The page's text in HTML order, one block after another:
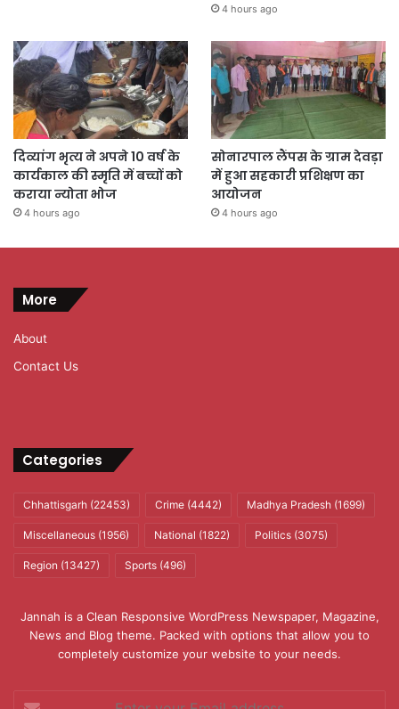
4 hours ago
दिव्यांग भृत्य ने अपने 10 वर्ष के
कार्यकाल की स्मृति में बच्चों को
कराया न्योता भोज
4 hours ago
सोनारपाल लैंपस के ग्राम देवड़ा
में हुआ सहकारी प्रशिक्षण का
आयोजन
4 hours ago
More
About
Contact Us
Categories
Chhattisgarh (22453) Crime (4442) Madhya Pradesh (1699)
Miscellaneous (1956) National (1822) Politics (3075)
Region (13427) Sports (496)
Jannah is a Clean Responsive WordPress Newspaper, Magazine,
News and Blog theme. Packed with options that allow you to
completely customize your website to your needs.